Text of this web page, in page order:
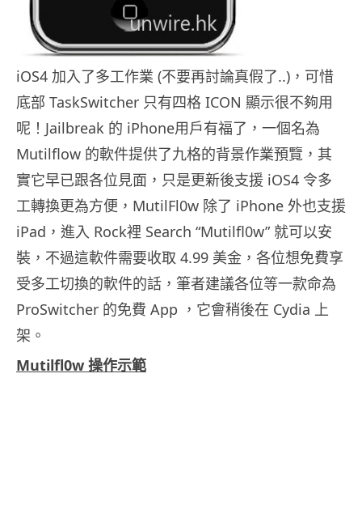
iOS4 加入了多工作業 (不要再討論真假了..)，可惜
底部 TaskSwitcher 只有四格 ICON 顯示很不夠用
呢！Jailbreak 的 iPhone用戶有福了，一個名為
Mutilflow 的軟件提供了九格的背景作業預覽，其
實它早已跟各位見面，只是更新後支援 iOS4 令多
工轉換更為方便，MutilFl0w 除了 iPhone 外也支援
iPad，進入 Rock裡 Search “Mutilfl0w” 就可以安
裝，不過這軟件需要收取 4.99 美金，各位想免費享
受多工切換的軟件的話，筆者建議各位等一款命為
ProSwitcher 的免費 App ，它會稍後在 Cydia 上
架。
Mutilfl0w 操作示範